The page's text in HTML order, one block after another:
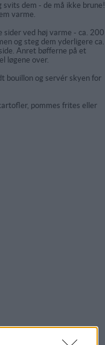
svits dem - de må ikke brune!
varme.
sider ved høj varme - ca. 200
og steg dem yderligere ca.
Anret bøfferne på et
løgene over.
bouillon og servér skyen for
pommes frites eller